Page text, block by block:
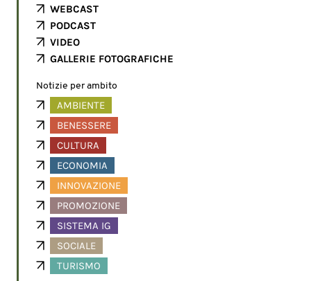
WEBCAST
PODCAST
VIDEO
GALLERIE FOTOGRAFICHE
Notizie per ambito
AMBIENTE
BENESSERE
CULTURA
ECONOMIA
INNOVAZIONE
PROMOZIONE
SISTEMA IG
SOCIALE
TURISMO